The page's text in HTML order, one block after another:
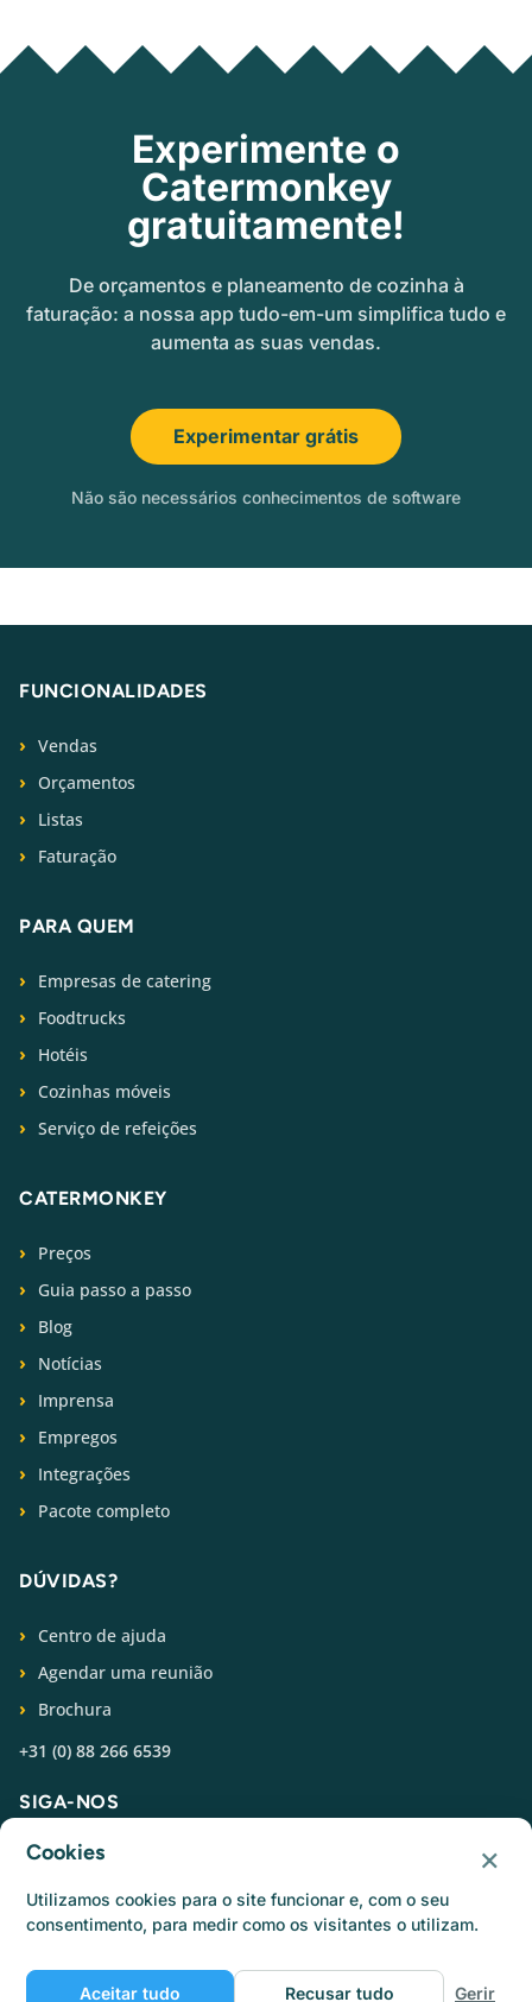
Experimente o
Catermonkey
gratuitamente!
De orçamentos e planeamento de cozinha à
faturação: a nossa app tudo-em-um simplifica tudo e
aumenta as suas vendas.
Experimentar grátis
Não são necessários conhecimentos de software
FUNCIONALIDADES
Vendas
Orçamentos
Listas
Faturação
PARA QUEM
Empresas de catering
Foodtrucks
Hotéis
Cozinhas móveis
Serviço de refeições
CATERMONKEY
Preços
Guia passo a passo
Blog
Notícias
Imprensa
Empregos
Integrações
Pacote completo
DÚVIDAS?
Centro de ajuda
Agendar uma reunião
Brochura
+31 (0) 88 266 6539
SIGA-NOS
© Catermonkey
Cookies ×
Utilizamos cookies para o site funcionar e, com o seu
consentimento, para medir como os visitantes o utilizam.
Aceitar tudo Recusar tudo Gerir